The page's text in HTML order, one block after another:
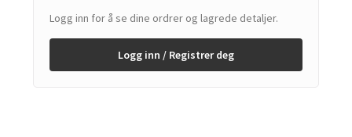
Logg inn for å se dine ordrer og lagrede detaljer.
Logg inn / Registrer deg